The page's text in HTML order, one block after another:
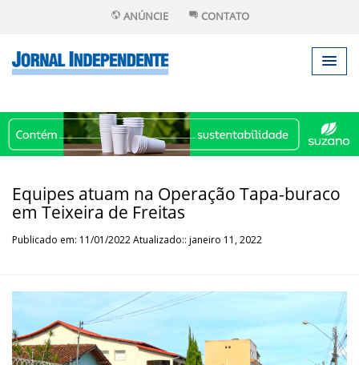
ANÚNCIE CONTATO
Equipes atuam na Operação Tapa-buraco
em Teixeira de Freitas
Publicado em: 11/01/2022 Atualizado:: janeiro 11, 2022